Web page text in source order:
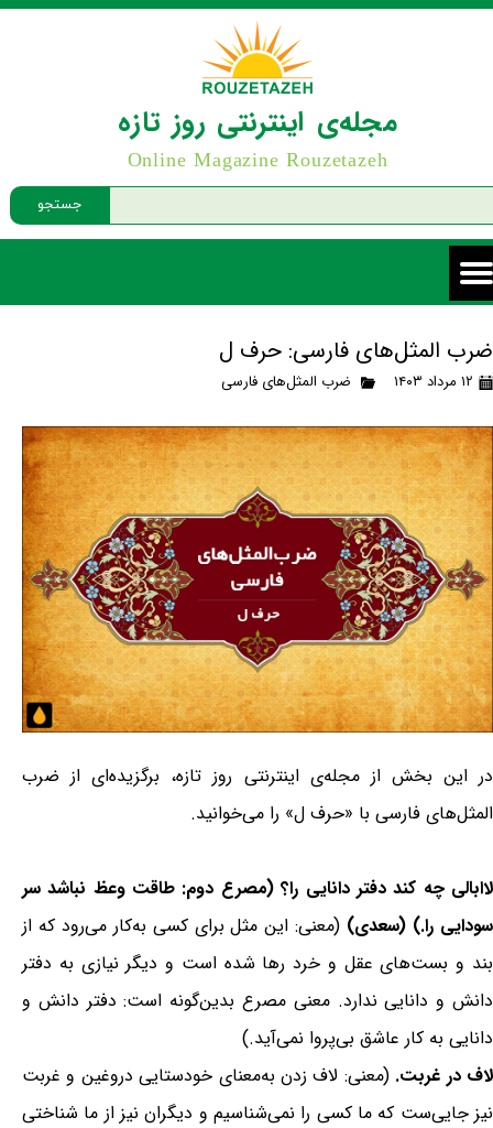
جستجو
مجله‌ی اینترنتی روز تازه
Online Magazine Rouzetazeh
ضرب المثل‌های فارسی: حرف ل
۱۲ مرداد ۱۴۰۳ ضرب المثل‌های فارسی
در این بخش از مجله‌ی اینترنتی روز تازه، برگزیده‌ای از ضرب
المثل‌های فارسی با «حرف ل» را می‌خوانید.
لاابالی چه کند دفتر دانایی را؟ (مصرع دوم: طاقت وعظ نباشد سر
سودایی را.) (سعدی) (معنی: این مثل برای کسی به‌کار می‌رود که از
بند و بست‌های عقل و خرد رها شده است و دیگر نیازی به دفتر
دانش و دانایی ندارد. معنی مصرع بدین‌گونه است: دفتر دانش و
دانایی به کار عاشق بی‌پروا نمی‌آید.)
لاف در غربت. (معنی: لاف زدن به‌معنای خودستایی دروغین و غربت
نیز جایی‌ست که ما کسی را نمی‌شناسیم و دیگران نیز از ما شناختی